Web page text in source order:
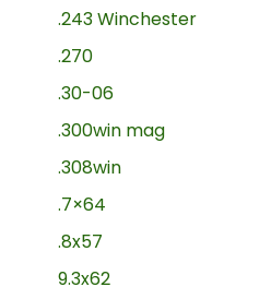
.243 Winchester
.270
.30-06
.300win mag
.308win
.7×64
.8x57
9.3x62